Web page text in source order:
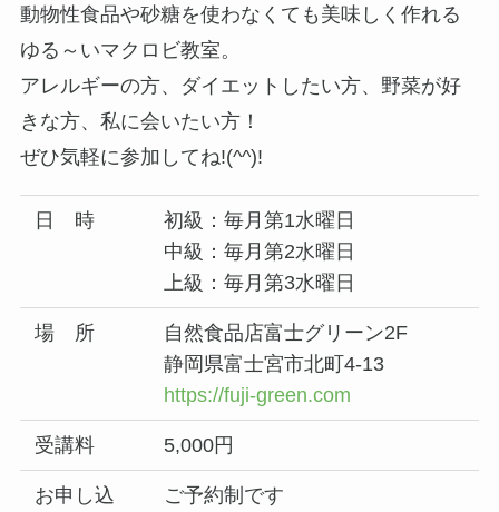
動物性食品や砂糖を使わなくても美味しく作れる
ゆる～いマクロビ教室。
アレルギーの方、ダイエットしたい方、野菜が好
きな方、私に会いたい方！
ぜひ気軽に参加してね!(^^)!
日 時
初級：毎月第1水曜日
中級：毎月第2水曜日
上級：毎月第3水曜日
場 所
自然食品店富士グリーン2F
静岡県富士宮市北町4-13
https://fuji-green.com
受講料 5,000円
お申し込
ご予約制です